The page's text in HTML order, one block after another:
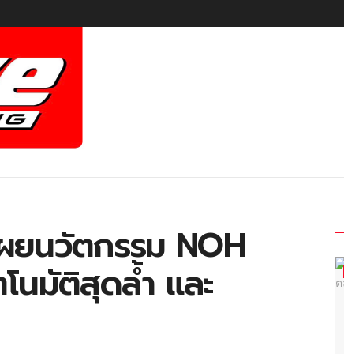
ยนวัตกรรม NOH
นมัติสุดล้ำ และ